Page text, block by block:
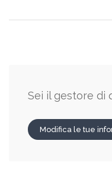
Sei il gestore di
Modifica le tue